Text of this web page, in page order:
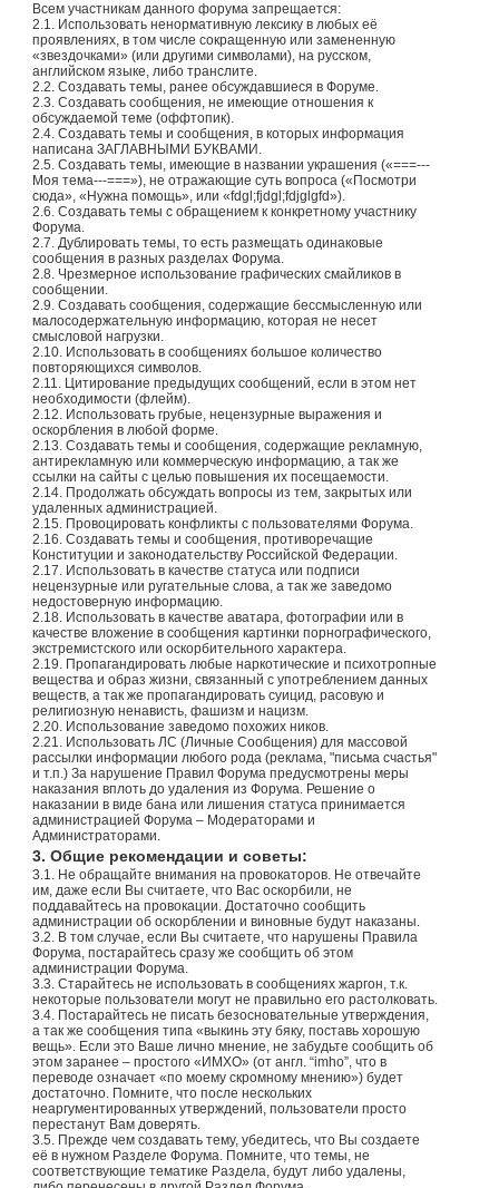
Всем участникам данного форума запрещается:
2.1. Использовать ненормативную лексику в любых её
проявлениях, в том числе сокращенную или замененную
«звездочками» (или другими символами), на русском,
английском языке, либо транслите.
2.2. Создавать темы, ранее обсуждавшиеся в Форуме.
2.3. Создавать сообщения, не имеющие отношения к
обсуждаемой теме (оффтопик).
2.4. Создавать темы и сообщения, в которых информация
написана ЗАГЛАВНЫМИ БУКВАМИ.
2.5. Создавать темы, имеющие в названии украшения («===---
Моя тема---===»), не отражающие суть вопроса («Посмотри
сюда», «Нужна помощь», или «fdgl;fjdgl;fdjglgfd»).
2.6. Создавать темы с обращением к конкретному участнику
Форума.
2.7. Дублировать темы, то есть размещать одинаковые
сообщения в разных разделах Форума.
2.8. Чрезмерное использование графических смайликов в
сообщении.
2.9. Создавать сообщения, содержащие бессмысленную или
малосодержательную информацию, которая не несет
смысловой нагрузки.
2.10. Использовать в сообщениях большое количество
повторяющихся символов.
2.11. Цитирование предыдущих сообщений, если в этом нет
необходимости (флейм).
2.12. Использовать грубые, нецензурные выражения и
оскорбления в любой форме.
2.13. Создавать темы и сообщения, содержащие рекламную,
антирекламную или коммерческую информацию, а так же
ссылки на сайты с целью повышения их посещаемости.
2.14. Продолжать обсуждать вопросы из тем, закрытых или
удаленных администрацией.
2.15. Провоцировать конфликты с пользователями Форума.
2.16. Создавать темы и сообщения, противоречащие
Конституции и законодательству Российской Федерации.
2.17. Использовать в качестве статуса или подписи
нецензурные или ругательные слова, а так же заведомо
недостоверную информацию.
2.18. Использовать в качестве аватара, фотографии или в
качестве вложение в сообщения картинки порнографического,
экстремистского или оскорбительного характера.
2.19. Пропагандировать любые наркотические и психотропные
вещества и образ жизни, связанный с употреблением данных
веществ, а так же пропагандировать суицид, расовую и
религиозную ненависть, фашизм и нацизм.
2.20. Использование заведомо похожих ников.
2.21. Использовать ЛС (Личные Сообщения) для массовой
рассылки информации любого рода (реклама, "письма счастья"
и т.п.) За нарушение Правил Форума предусмотрены меры
наказания вплоть до удаления из Форума. Решение о
наказании в виде бана или лишения статуса принимается
администрацией Форума – Модераторами и
Администраторами.
3. Общие рекомендации и советы:
3.1. Не обращайте внимания на провокаторов. Не отвечайте
им, даже если Вы считаете, что Вас оскорбили, не
поддавайтесь на провокации. Достаточно сообщить
администрации об оскорблении и виновные будут наказаны.
3.2. В том случае, если Вы считаете, что нарушены Правила
Форума, постарайтесь сразу же сообщить об этом
администрации Форума.
3.3. Старайтесь не использовать в сообщениях жаргон, т.к.
некоторые пользователи могут не правильно его растолковать.
3.4. Постарайтесь не писать безосновательные утверждения,
а так же сообщения типа «выкинь эту бяку, поставь хорошую
вещь». Если это Ваше лично мнение, не забудьте сообщить об
этом заранее – простого «ИМХО» (от англ. “imho”, что в
переводе означает «по моему скромному мнению») будет
достаточно. Помните, что после нескольких
неаргументированных утверждений, пользователи просто
перестанут Вам доверять.
3.5. Прежде чем создавать тему, убедитесь, что Вы создаете
её в нужном Разделе Форума. Помните, что темы, не
соответствующие тематике Раздела, будут либо удалены,